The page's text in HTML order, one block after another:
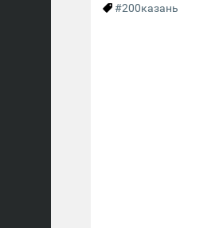
#200казань